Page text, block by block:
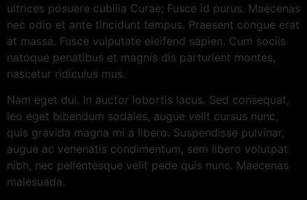
ultrices posuere cubilia Curae; Fusce id purus. Maecenas
nec odio et ante tincidunt tempus. Praesent congue erat
at massa. Fusce vulputate eleifend sapien. Cum sociis
natoque penatibus et magnis dis parturient montes,
nascetur ridiculus mus.
Nam eget dui. In auctor lobortis lacus. Sed consequat,
leo eget bibendum sodales, augue velit cursus nunc,
quis gravida magna mi a libero. Suspendisse pulvinar,
augue ac venenatis condimentum, sem libero volutpat
nibh, nec pellentesque velit pede quis nunc. Maecenas
malesuada.